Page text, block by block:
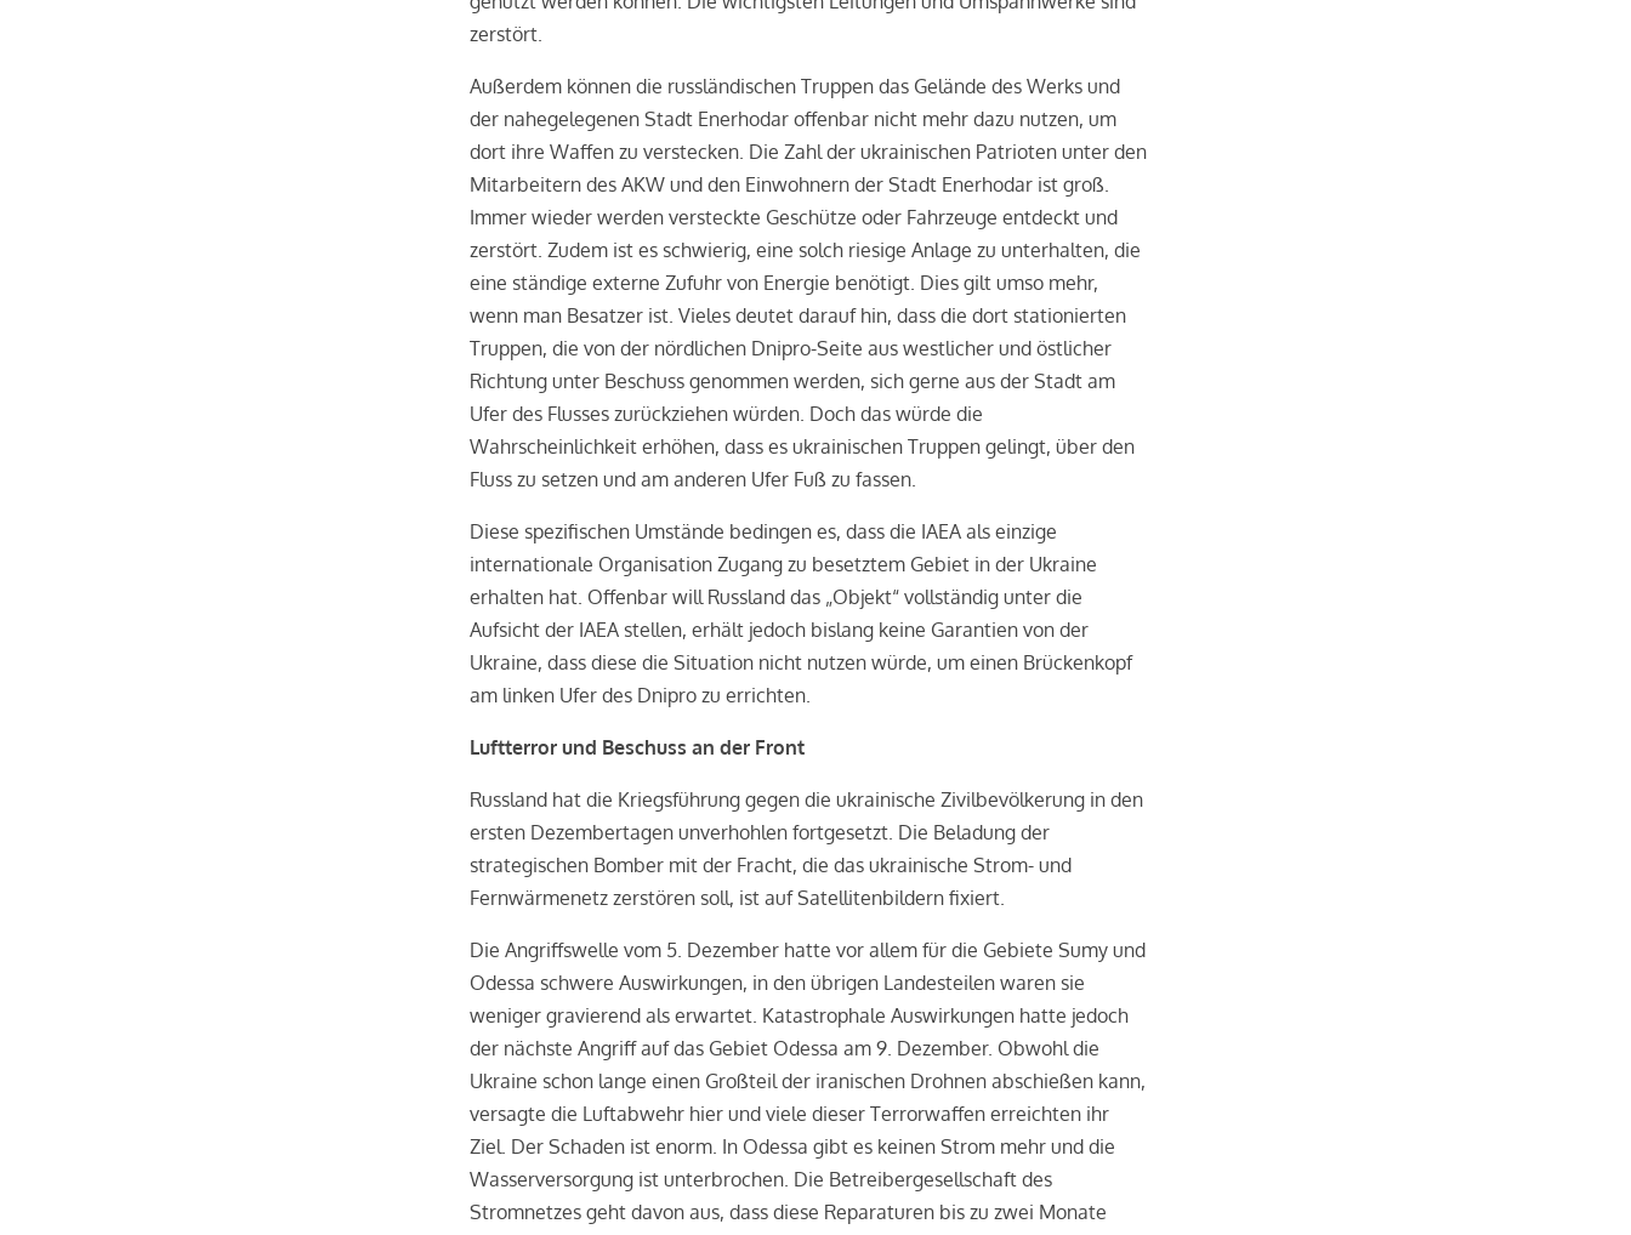
zerstört.
Außerdem können die russländischen Truppen das Gelände des Werks und
der nahegelegenen Stadt Enerhodar offenbar nicht mehr dazu nutzen, um
dort ihre Waffen zu verstecken. Die Zahl der ukrainischen Patrioten unter den
Mitarbeitern des AKW und den Einwohnern der Stadt Enerhodar ist groß.
Immer wieder werden versteckte Geschütze oder Fahrzeuge entdeckt und
zerstört. Zudem ist es schwierig, eine solch riesige Anlage zu unterhalten, die
eine ständige externe Zufuhr von Energie benötigt. Dies gilt umso mehr,
wenn man Besatzer ist. Vieles deutet darauf hin, dass die dort stationierten
Truppen, die von der nördlichen Dnipro-Seite aus westlicher und östlicher
Richtung unter Beschuss genommen werden, sich gerne aus der Stadt am
Ufer des Flusses zurückziehen würden. Doch das würde die
Wahrscheinlichkeit erhöhen, dass es ukrainischen Truppen gelingt, über den
Fluss zu setzen und am anderen Ufer Fuß zu fassen.
Diese spezifischen Umstände bedingen es, dass die IAEA als einzige
internationale Organisation Zugang zu besetztem Gebiet in der Ukraine
erhalten hat. Offenbar will Russland das „Objekt“ vollständig unter die
Aufsicht der IAEA stellen, erhält jedoch bislang keine Garantien von der
Ukraine, dass diese die Situation nicht nutzen würde, um einen Brückenkopf
am linken Ufer des Dnipro zu errichten.
Luftterror und Beschuss an der Front
Russland hat die Kriegsführung gegen die ukrainische Zivilbevölkerung in den
ersten Dezembertagen unverhohlen fortgesetzt. Die Beladung der
strategischen Bomber mit der Fracht, die das ukrainische Strom- und
Fernwärmenetz zerstören soll, ist auf Satellitenbildern fixiert.
Die Angriffswelle vom 5. Dezember hatte vor allem für die Gebiete Sumy und
Odessa schwere Auswirkungen, in den übrigen Landesteilen waren sie
weniger gravierend als erwartet. Katastrophale Auswirkungen hatte jedoch
der nächste Angriff auf das Gebiet Odessa am 9. Dezember. Obwohl die
Ukraine schon lange einen Großteil der iranischen Drohnen abschießen kann,
versagte die Luftabwehr hier und viele dieser Terrorwaffen erreichten ihr
Ziel. Der Schaden ist enorm. In Odessa gibt es keinen Strom mehr und die
Wasserversorgung ist unterbrochen. Die Betreibergesellschaft des
Stromnetzes geht davon aus, dass diese Reparaturen bis zu zwei Monate